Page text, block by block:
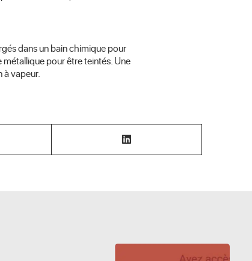
dans un bain chimique pour
pour être teintés. Une
à vapeur.